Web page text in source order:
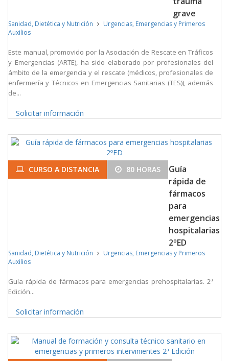
grave
Sanidad, Dietética y Nutrición
Urgencias, Emergencias y Primeros
Auxilios
Este manual, promovido por la Asociación de Rescate en Tráficos
y Emergencias (ARTE), ha sido elaborado por profesionales del
ámbito de la emergencia y el rescate (médicos, profesionales de
enfermería y Técnicos en Emergencias Sanitarias (TES)), además
de...
Solicitar información
CURSO A DISTANCIA 80 HORAS
Guía
rápida de
fármacos
para
emergencias
hospitalarias
2ºED
Sanidad, Dietética y Nutrición
Urgencias, Emergencias y Primeros
Auxilios
Guía rápida de fármacos para emergencias prehospitalarias. 2ª
Edición...
Solicitar información